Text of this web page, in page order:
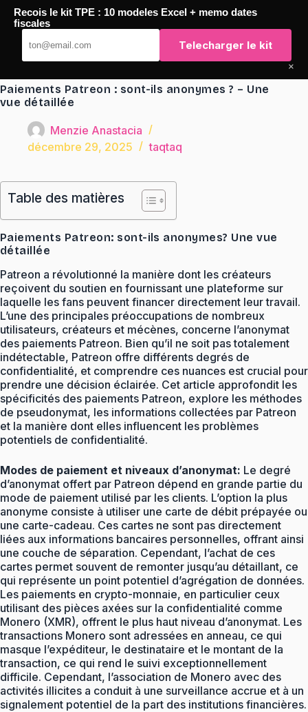
Passer
contenu
TaqTaq
Paiements Patreon : sont-ils anonymes ? – Une
vue détaillée
Menzie Anastacia
décembre 29, 2025
taqtaq
Table des matières
Paiements Patreon: sont-ils anonymes? Une vue
détaillée
Patreon a révolutionné la manière dont les créateurs
reçoivent du soutien en fournissant une plateforme sur
laquelle les fans peuvent financer directement leur travail.
L’une des principales préoccupations de nombreux
utilisateurs, créateurs et mécènes, concerne l’anonymat
des paiements Patreon. Bien qu’il ne soit pas totalement
indétectable, Patreon offre différents degrés de
confidentialité, et comprendre ces nuances est crucial pour
prendre une décision éclairée. Cet article approfondit les
spécificités des paiements Patreon, explore les méthodes
de pseudonymat, les informations collectées par Patreon
et la manière dont elles influencent les problèmes
potentiels de confidentialité.
Modes de paiement et niveaux d’anonymat: Le degré
d’anonymat offert par Patreon dépend en grande partie du
mode de paiement utilisé par les clients. L’option la plus
anonyme consiste à utiliser une carte de débit prépayée ou
une carte-cadeau. Ces cartes ne sont pas directement
liées aux informations bancaires personnelles, offrant ainsi
une couche de séparation. Cependant, l’achat de ces
cartes permet souvent de remonter jusqu’au détaillant, ce
qui représente un point potentiel d’agrégation de données.
Les paiements en crypto-monnaie, en particulier ceux
utilisant des pièces axées sur la confidentialité comme
Monero (XMR), offrent le plus haut niveau d’anonymat. Les
transactions Monero sont adressées en anneau, ce qui
masque l’expéditeur, le destinataire et le montant de la
transaction, ce qui rend le suivi exceptionnellement
difficile. Cependant, l’association de Monero avec des
activités illicites a conduit à une surveillance accrue et à un
signalement potentiel de la part des institutions financières.
Recois le kit TPE : 10 modeles Excel + memo dates
fiscales
Telecharger le kit
×